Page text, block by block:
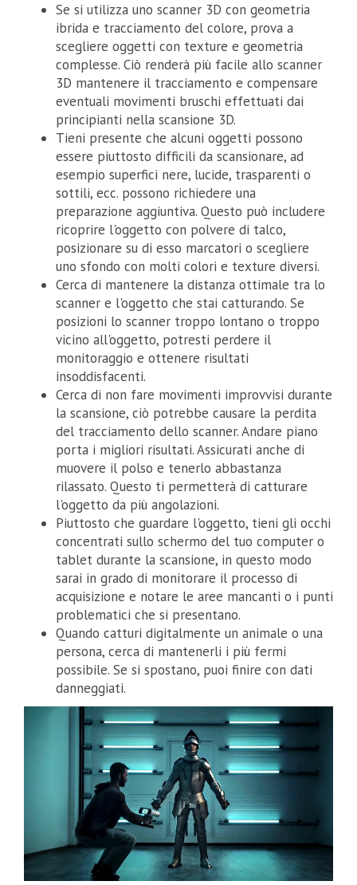
Se si utilizza uno scanner 3D con geometria
ibrida e tracciamento del colore, prova a
scegliere oggetti con texture e geometria
complesse. Ciò renderà più facile allo scanner
3D mantenere il tracciamento e compensare
eventuali movimenti bruschi effettuati dai
principianti nella scansione 3D.
Tieni presente che alcuni oggetti possono
essere piuttosto difficili da scansionare, ad
esempio superfici nere, lucide, trasparenti o
sottili, ecc. possono richiedere una
preparazione aggiuntiva. Questo può includere
ricoprire l'oggetto con polvere di talco,
posizionare su di esso marcatori o scegliere
uno sfondo con molti colori e texture diversi.
Cerca di mantenere la distanza ottimale tra lo
scanner e l'oggetto che stai catturando. Se
posizioni lo scanner troppo lontano o troppo
vicino all'oggetto, potresti perdere il
monitoraggio e ottenere risultati
insoddisfacenti.
Cerca di non fare movimenti improvvisi durante
la scansione, ciò potrebbe causare la perdita
del tracciamento dello scanner. Andare piano
porta i migliori risultati. Assicurati anche di
muovere il polso e tenerlo abbastanza
rilassato. Questo ti permetterà di catturare
l'oggetto da più angolazioni.
Piuttosto che guardare l'oggetto, tieni gli occhi
concentrati sullo schermo del tuo computer o
tablet durante la scansione, in questo modo
sarai in grado di monitorare il processo di
acquisizione e notare le aree mancanti o i punti
problematici che si presentano.
Quando catturi digitalmente un animale o una
persona, cerca di mantenerli i più fermi
possibile. Se si spostano, puoi finire con dati
danneggiati.